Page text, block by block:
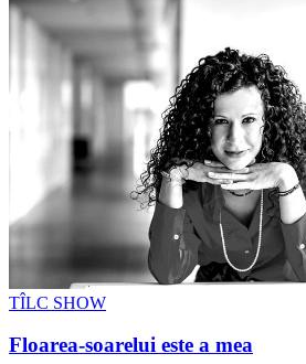
TÎLC SHOW
Floarea-soarelui este a mea